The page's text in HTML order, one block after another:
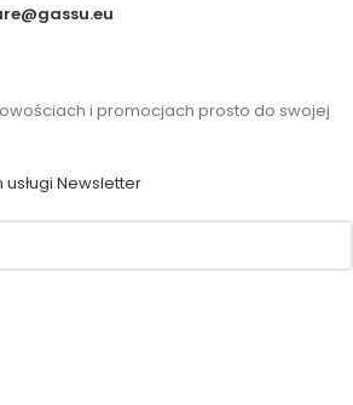
i promocjach prosto do swojej
Newsletter